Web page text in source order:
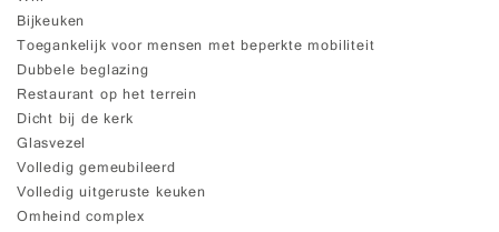
Bijkeuken
Toegankelijk voor mensen met beperkte mobiliteit
Dubbele beglazing
Restaurant op het terrein
Dicht bij de kerk
Glasvezel
Volledig gemeubileerd
Volledig uitgeruste keuken
Omheind complex